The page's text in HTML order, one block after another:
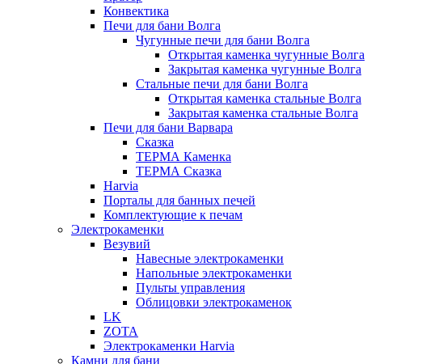
Конвектика
Печи для бани Волга
Чугунные печи для бани Волга
Открытая каменка чугунные Волга
Закрытая каменка чугунные Волга
Стальные печи для бани Волга
Открытая каменка стальные Волга
Закрытая каменка стальные Волга
Печи для бани Варвара
Сказка
ТЕРМА Каменка
ТЕРМА Сказка
Harvia
Порталы для банных печей
Комплектующие к печам
Электрокаменки
Везувий
Навесные электрокаменки
Напольные электрокаменки
Пульты управления
Облицовки электрокаменок
LK
ZOTA
Электрокаменки Harvia
Камни для бани